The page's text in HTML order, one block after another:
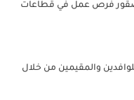
فرص عمل في قطاعات
والمقيمين من خلال